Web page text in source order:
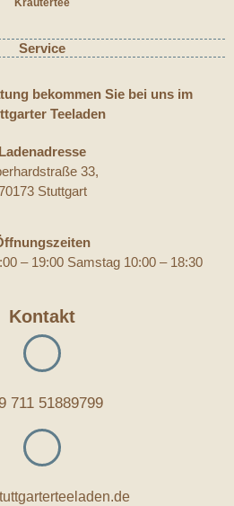
Kräutertee
Service
bekommen Sie bei uns im
Teeladen
Ladenadresse
33,
Stuttgart
– 19:00 Samstag 10:00 – 18:30
Kontakt
711 51889799